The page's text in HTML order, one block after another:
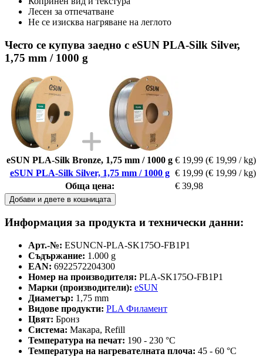
Лесен за отпечатване
Не се изисква нагряване на леглото
Често се купува заедно с eSUN PLA-Silk Silver,
1,75 mm / 1000 g
eSUN PLA-Silk Bronze, 1,75 mm / 1000 g € 19,99 (€ 19,99 / kg)
eSUN PLA-Silk Silver, 1,75 mm / 1000 g € 19,99 (€ 19,99 / kg)
Обща цена:
€ 39,98
Добави и двете в кошницата
Информация за продукта и технически данни:
Арт.-№: ESUNCN-PLA-SK175O-FB1P1
Съдържание: 1.000 g
EAN: 6922572204300
Номер на производителя: PLA-SK175O-FB1P1
Марки (производители): eSUN
Диаметър: 1,75 mm
Видове продукти: PLA Филамент
Цвят: Бронз
Система: Макара, Refill
Температура на печат: 190 - 230 °C
Температура на нагревателната плоча: 45 - 60 °C